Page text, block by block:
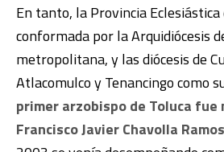
En tanto, la Provincia Eclesiástica
conformada por la Arquidiócesis
metropolitana, y las diócesis de
Atlacomulco y Tenancingo como
primer arzobispo de Toluca fue
Francisco Javier Chavolla Ramos